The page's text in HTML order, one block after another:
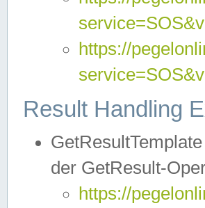
https://
Result Handling
der GetResult-
https://